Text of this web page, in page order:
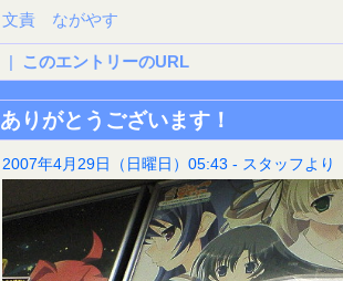
文責 ながやす
| このエントリーのURL
ありがとうございます！
2007年4月29日（日曜日）05:43 - スタッフより